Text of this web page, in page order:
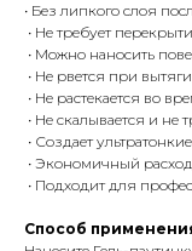
• Без липкого слоя
• Не требует
• Можно наносить
• Не рвется при
• Не растекается во
• Не скалывается и не
• Создает
• Экономичный расход
• Подходит для
Способ